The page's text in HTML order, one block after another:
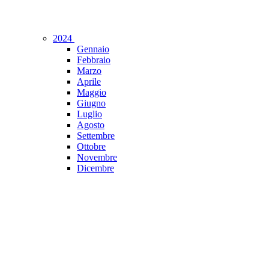
2024
Gennaio
Febbraio
Marzo
Aprile
Maggio
Giugno
Luglio
Agosto
Settembre
Ottobre
Novembre
Dicembre